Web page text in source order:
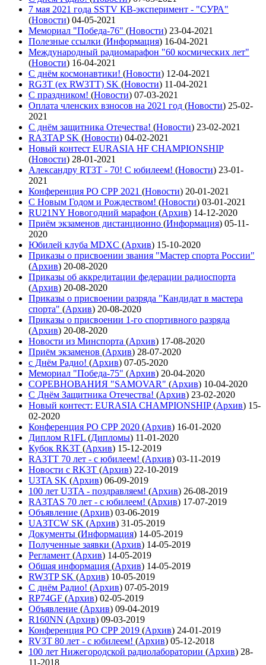
7 мая 2021 года SSTV КВ-эксперимент - "СУРА"
(Новости) 04-05-2021
Мемориал "Победа-76" (Новости) 23-04-2021
Полезные ссылки (Информация) 16-04-2021
Международный радиомарафон "60 космических лет"
(Новости) 16-04-2021
С днём космонавтики! (Новости) 12-04-2021
RG3T (ex RW3TT) SK (Новости) 11-04-2021
С праздником! (Новости) 07-03-2021
Оплата членских взносов на 2021 год (Новости) 25-02-
2021
С днём защитника Отечества! (Новости) 23-02-2021
RA3TAP SK (Новости) 04-02-2021
Новый контест EURASIA HF CHAMPIONSHIP
(Новости) 28-01-2021
Александру RT3T - 70! С юбилеем! (Новости) 23-01-
2021
Конференция РО СРР 2021 (Новости) 20-01-2021
С Новым Годом и Рождеством! (Новости) 03-01-2021
RU21NY Новогодний марафон (Архив) 14-12-2020
Приём экзаменов дистанционно (Информация) 05-11-
2020
Юбилей клуба MDXC (Архив) 15-10-2020
Приказы о присвоении звания "Мастер спорта России"
(Архив) 20-08-2020
Приказы об аккредитации федерации радиоспорта
(Архив) 20-08-2020
Приказы о присвоении разряда "Кандидат в мастера
спорта" (Архив) 20-08-2020
Приказы о присвоении 1-го спортивного разряда
(Архив) 20-08-2020
Новости из Минспорта (Архив) 17-08-2020
Приём экзаменов (Архив) 28-07-2020
с Днём Радио! (Архив) 07-05-2020
Мемориал "Победа-75" (Архив) 20-04-2020
СОРЕВНОВАНИЯ "SAMOVAR" (Архив) 10-04-2020
С Днём Защитника Отечества! (Архив) 23-02-2020
Новый контест: EURASIA CHAMPIONSHIP(Архив) 15-
02-2020
Конференция РО СРР 2020 (Архив) 16-01-2020
Диплом R1FL (Дипломы) 11-01-2020
Кубок RK3T (Архив) 15-12-2019
RA3TT 70 лет - с юбилеем! (Архив) 03-11-2019
Новости с RK3T (Архив) 22-10-2019
U3TA SK (Архив) 06-09-2019
100 лет U3TA - поздравляем! (Архив) 26-08-2019
RA3TAS 70 лет - с юбилеем! (Архив) 17-07-2019
Объявление (Архив) 03-06-2019
UA3TCW SK (Архив) 31-05-2019
Документы (Информация) 14-05-2019
Полученные заявки (Архив) 14-05-2019
Регламент (Архив) 14-05-2019
Общая информация (Архив) 14-05-2019
RW3TP SK (Архив) 10-05-2019
С днём Радио! (Архив) 07-05-2019
RP74GF (Архив) 02-05-2019
Объявление (Архив) 09-04-2019
R160NN (Архив) 09-03-2019
Конференция РО СРР 2019 (Архив) 24-01-2019
RV3T 80 лет - с юбилеем! (Архив) 05-12-2018
100 лет Нижегородской радиолаборатории (Архив) 28-
11-2018